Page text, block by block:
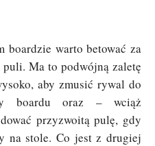
boardzie warto betować za
puli. Ma to podwójną zaletę
aby zmusić rywal do
boardu oraz – wciąż
przyzwoitą pulę, gdy
na stole. Co jest z drugiej